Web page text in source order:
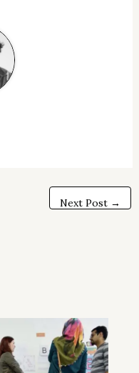
Next Post →